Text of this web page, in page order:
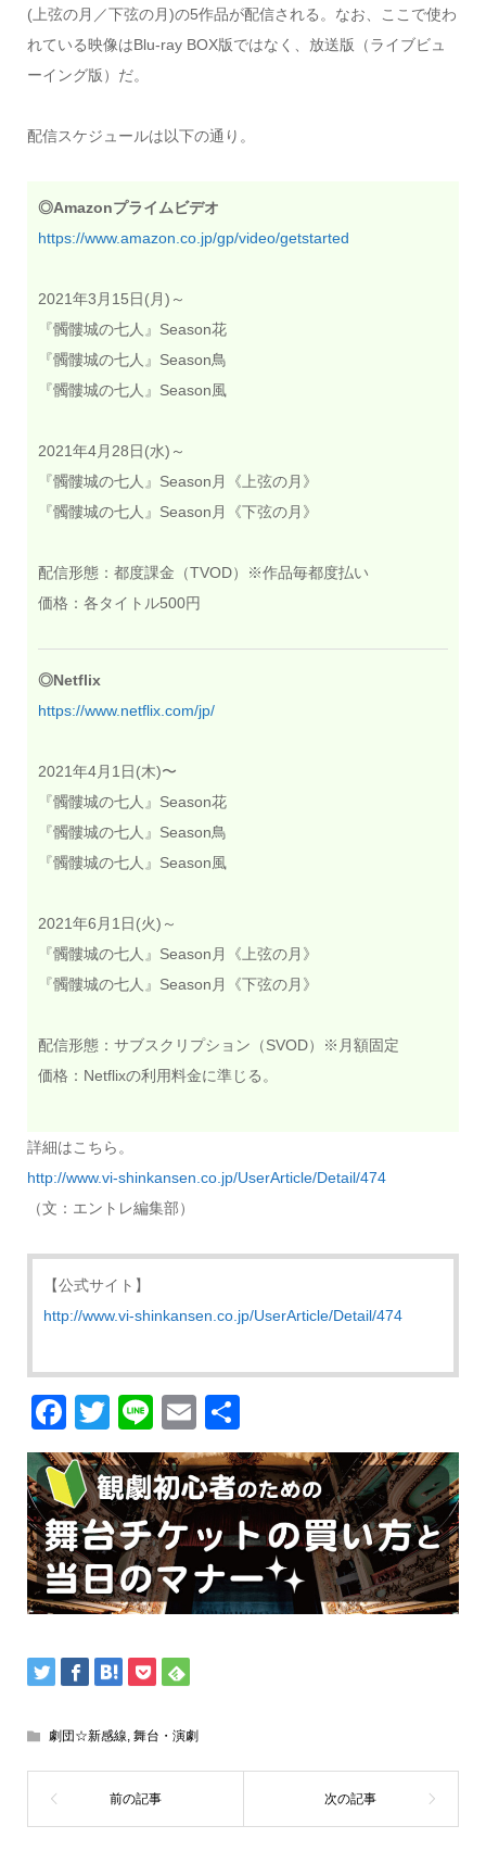
(上弦の月／下弦の月)の5作品が配信される。なお、ここで使わ
れている映像はBlu-ray BOX版ではなく、放送版（ライブビュ
ーイング版）だ。
配信スケジュールは以下の通り。
◎Amazonプライムビデオ
https://www.amazon.co.jp/gp/video/getstarted
2021年3月15日(月)～
『髑髏城の七人』Season花
『髑髏城の七人』Season鳥
『髑髏城の七人』Season風
2021年4月28日(水)～
『髑髏城の七人』Season月《上弦の月》
『髑髏城の七人』Season月《下弦の月》
配信形態：都度課金（TVOD）※作品毎都度払い
価格：各タイトル500円
◎Netflix
https://www.netflix.com/jp/
2021年4月1日(木)〜
『髑髏城の七人』Season花
『髑髏城の七人』Season鳥
『髑髏城の七人』Season風
2021年6月1日(火)～
『髑髏城の七人』Season月《上弦の月》
『髑髏城の七人』Season月《下弦の月》
配信形態：サブスクリプション（SVOD）※月額固定
価格：Netflixの利用料金に準じる。
詳細はこちら。
http://www.vi-shinkansen.co.jp/UserArticle/Detail/474
（文：エントレ編集部）
【公式サイト】
http://www.vi-shinkansen.co.jp/UserArticle/Detail/474
Facebook
Twitter
LineEmail
有
劇団☆新感線, 舞台・演劇